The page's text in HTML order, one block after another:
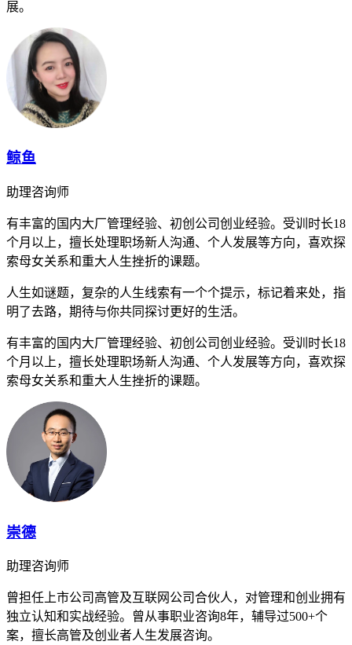
展。
鲸鱼
助理咨询师
有丰富的国内大厂管理经验、初创公司创业经验。受训时长18
个月以上，擅长处理职场新人沟通、个人发展等方向，喜欢探
索母女关系和重大人生挫折的课题。
人生如谜题，复杂的人生线索有一个个提示，标记着来处，指
明了去路，期待与你共同探讨更好的生活。
有丰富的国内大厂管理经验、初创公司创业经验。受训时长18
个月以上，擅长处理职场新人沟通、个人发展等方向，喜欢探
索母女关系和重大人生挫折的课题。
崇德
助理咨询师
曾担任上市公司高管及互联网公司合伙人，对管理和创业拥有
独立认知和实战经验。曾从事职业咨询8年，辅导过500+个
案，擅长高管及创业者人生发展咨询。